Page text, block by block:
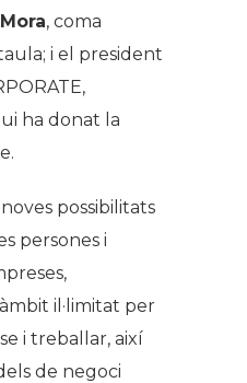
, coma
i el president
ha donat la
possibilitats
persones i
il·limitat per
i treballar, així
de negoci